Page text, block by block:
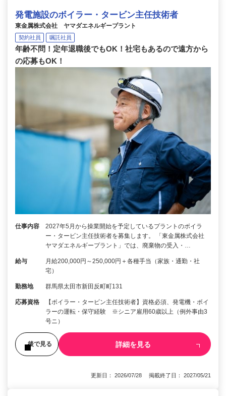
発電施設のボイラー・タービン主任技術者
東金属株式会社 ヤマダエネルギープラント
契約社員 嘱託社員
年齢不問！定年退職後でもOK！社宅もあるので遠方から
の応募もOK！
仕事内容
2027年5月から操業開始を予定しているプラントのボイラ
ー・タービン主任技術者を募集します。 「東金属株式会社
ヤマダエネルギープラント」では、廃棄物の受入・…
給与
月給200,000円～250,000円＋各種手当（家族・通勤・社
宅）
勤務地 群馬県太田市新田反町町131
応募資格
【ボイラー・タービン主任技術者】資格必須、発電機・ボイ
ラーの運転・保守経験 ※シニア雇用60歳以上（例外事由3
号ニ）
後で見る 詳細を見る
更新日： 2026/07/28 掲載終了日： 2027/05/21